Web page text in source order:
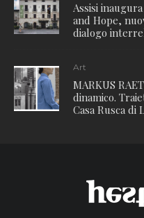
Assisi
and Hope,
dialogo
Art
MARKUS
dinamico.
Casa Rusca di